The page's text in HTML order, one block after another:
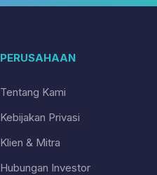
PERUSAHAAN
Tentang Kami
Kebijakan Privasi
Klien & Mitra
Hubungan Investor